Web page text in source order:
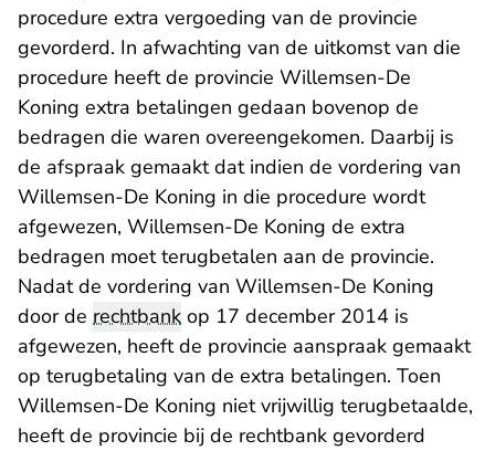
procedure extra vergoeding van de provincie
gevorderd. In afwachting van de uitkomst van die
procedure heeft de provincie Willemsen-De
Koning extra betalingen gedaan bovenop de
bedragen die waren overeengekomen. Daarbij is
de afspraak gemaakt dat indien de vordering van
Willemsen-De Koning in die procedure wordt
afgewezen, Willemsen-De Koning de extra
bedragen moet terugbetalen aan de provincie.
Nadat de vordering van Willemsen-De Koning
door de rechtbank op 17 december 2014 is
afgewezen, heeft de provincie aanspraak gemaakt
op terugbetaling van de extra betalingen. Toen
Willemsen-De Koning niet vrijwillig terugbetaalde,
heeft de provincie bij de rechtbank gevorderd